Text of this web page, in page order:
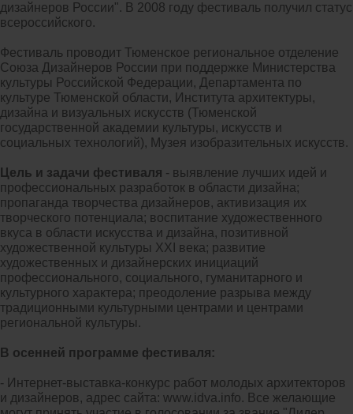
дизайнеров России". В 2008 году фестиваль получил статус
всероссийского.
Фестиваль проводит Тюменское региональное отделение
Союза Дизайнеров России при поддержке Министерства
культуры Российской Федерации, Департамента по
культуре Тюменской области, Института архитектуры,
дизайна и визуальных искусств (Тюменской
государственной академии культуры, искусств и
социальных технологий), Музея изобразительных искусств.
Цель и задачи фестиваля - выявление лучших идей и
профессиональных разработок в области дизайна;
пропаганда творчества дизайнеров, активизация их
творческого потенциала; воспитание художественного
вкуса в области искусства и дизайна, позитивной
художественной культуры ХХI века; развитие
художественных и дизайнерских инициаций
профессионального, социального, гуманитарного и
культурного характера; преодоление разрыва между
традиционными культурными центрами и центрами
региональной культуры.
В осенней программе фестиваля:
- Интернет-выставка-конкурс работ молодых архитекторов
и дизайнеров, адрес сайта: www.idva.info. Все желающие